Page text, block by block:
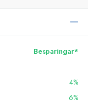
Besparingar*
4%
6%